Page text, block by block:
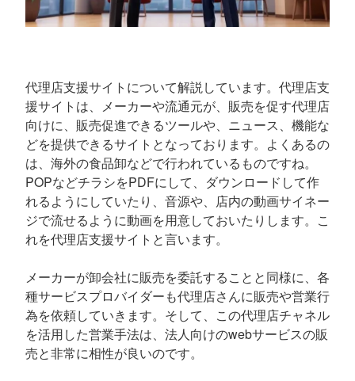
代理店支援サイトについて解説しています。代理店支
援サイトは、メーカーや流通元が、販売を促す代理店
向けに、販売促進できるツールや、ニュース、機能な
どを提供できるサイトとなっております。よくあるの
は、海外の食品卸などで行われているものですね。
POPなどチラシをPDFにして、ダウンロードして作
れるようにしていたり、音源や、店内の動画サイネー
ジで流せるように動画を用意しておいたりします。こ
れを代理店支援サイトと言います。
メーカーが卸会社に販売を委託することと同様に、各
種サービスプロバイダーも代理店さんに販売や営業行
為を依頼していきます。そして、この代理店チャネル
を活用した営業手法は、法人向けのwebサービスの販
売と非常に相性が良いのです。